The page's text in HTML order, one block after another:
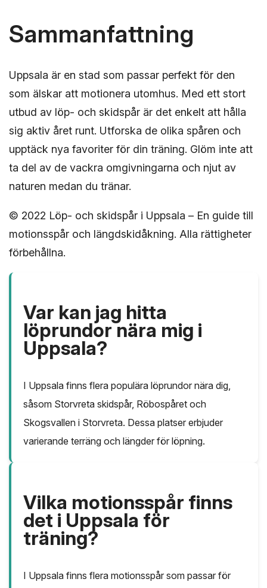
Sammanfattning
Uppsala är en stad som passar perfekt för den
som älskar att motionera utomhus. Med ett stort
utbud av löp- och skidspår är det enkelt att hålla
sig aktiv året runt. Utforska de olika spåren och
upptäck nya favoriter för din träning. Glöm inte att
ta del av de vackra omgivningarna och njut av
naturen medan du tränar.
© 2022 Löp- och skidspår i Uppsala – En guide till
motionsspår och längdskidåkning. Alla rättigheter
förbehållna.
Var kan jag hitta
löprundor nära mig i
Uppsala?
I Uppsala finns flera populära löprundor nära dig,
såsom Storvreta skidspår, Röbospåret och
Skogsvallen i Storvreta. Dessa platser erbjuder
varierande terräng och längder för löpning.
Vilka motionsspår finns
det i Uppsala för
träning?
I Uppsala finns flera motionsspår som passar för